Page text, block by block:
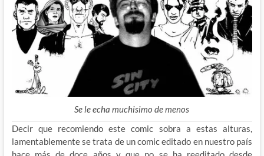
Se le echa muchisimo de menos
Decir que recomiendo este comic sobra a estas alturas,
lamentablemente se trata de un comic editado en nuestro país